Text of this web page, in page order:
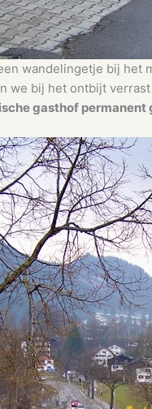
wandelingetje bij
we bij het ontbijt
gasthof permanent